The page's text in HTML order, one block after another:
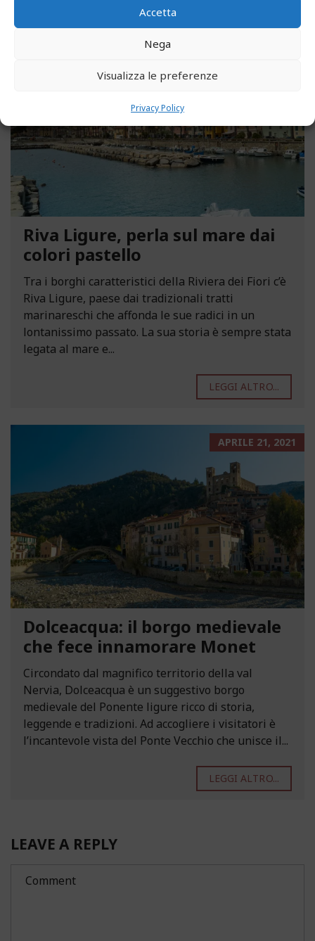
Accetta
Nega
Visualizza le preferenze
Privacy Policy
Riva Ligure, perla sul mare dai
colori pastello
Tra i borghi caratteristici della Riviera dei Fiori c’è
Riva Ligure, paese dai tradizionali tratti
marinareschi che affonda le sue radici in un
lontanissimo passato. La sua storia è sempre stata
legata al mare e...
LEGGI ALTRO...
APRILE 21, 2021
Dolceacqua: il borgo medievale
che fece innamorare Monet
Circondato dal magnifico territorio della val
Nervia, Dolceacqua è un suggestivo borgo
medievale del Ponente ligure ricco di storia,
leggende e tradizioni. Ad accogliere i visitatori è
l’incantevole vista del Ponte Vecchio che unisce il...
LEGGI ALTRO...
LEAVE A REPLY